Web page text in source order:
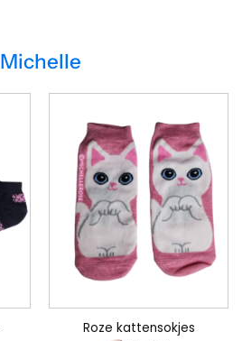
Michelle
Roze kattensokjes